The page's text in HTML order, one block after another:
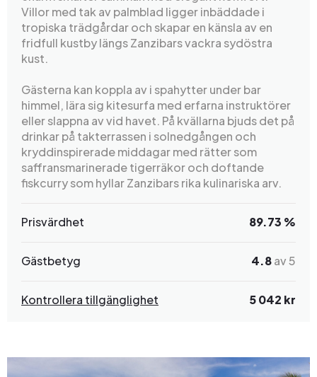
Villor med tak av palmblad ligger inbäddade i
tropiska trädgårdar och skapar en känsla av en
fridfull kustby längs Zanzibars vackra sydöstra
kust.
Gästerna kan koppla av i spahytter under bar
himmel, lära sig kitesurfa med erfarna instruktörer
eller slappna av vid havet. På kvällarna bjuds det på
drinkar på takterrassen i solnedgången och
kryddinspirerade middagar med rätter som
saffransmarinerade tigerräkor och doftande
fiskcurry som hyllar Zanzibars rika kulinariska arv.
Prisvärdhet 89.73 %
Gästbetyg 4.8av 5
Kontrollera tillgänglighet 5 042 kr